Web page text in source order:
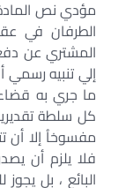
الطرفان في
المشتري عن
إلي تنبيه رسمي
ما جري به
كل سلطة
مفسوخاُ إلا أن
فلا يلزم أن
البائع ، بل